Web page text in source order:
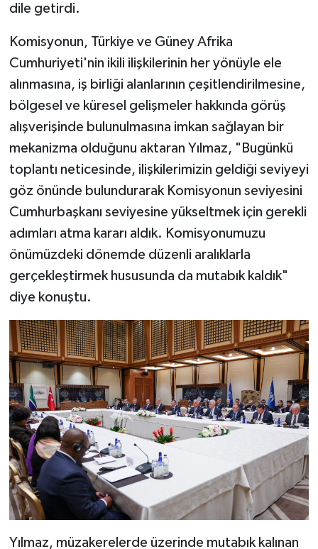
dile getirdi.
Komisyonun, Türkiye ve Güney Afrika
Cumhuriyeti'nin ikili ilişkilerinin her yönüyle ele
alınmasına, iş birliği alanlarının çeşitlendirilmesine,
bölgesel ve küresel gelişmeler hakkında görüş
alışverişinde bulunulmasına imkan sağlayan bir
mekanizma olduğunu aktaran Yılmaz, "Bugünkü
toplantı neticesinde, ilişkilerimizin geldiği seviyeyi
göz önünde bulundurarak Komisyonun seviyesini
Cumhurbaşkanı seviyesine yükseltmek için gerekli
adımları atma kararı aldık. Komisyonumuzu
önümüzdeki dönemde düzenli aralıklarla
gerçekleştirmek hususunda da mutabık kaldık"
diye konuştu.
Yılmaz, müzakerelerde üzerinde mutabık kalınan